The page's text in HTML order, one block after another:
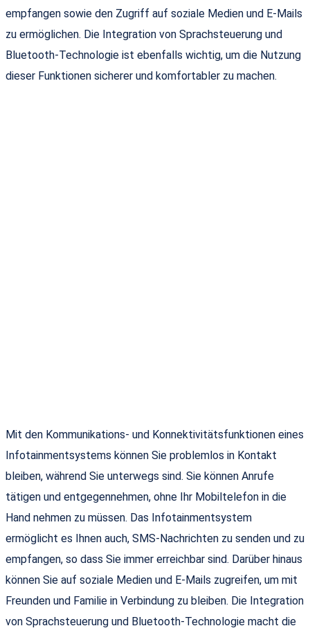
empfangen sowie den Zugriff auf soziale Medien und E-Mails
zu ermöglichen. Die Integration von Sprachsteuerung und
Bluetooth-Technologie ist ebenfalls wichtig, um die Nutzung
dieser Funktionen sicherer und komfortabler zu machen.
Mit den Kommunikations- und Konnektivitätsfunktionen eines
Infotainmentsystems können Sie problemlos in Kontakt
bleiben, während Sie unterwegs sind. Sie können Anrufe
tätigen und entgegennehmen, ohne Ihr Mobiltelefon in die
Hand nehmen zu müssen. Das Infotainmentsystem
ermöglicht es Ihnen auch, SMS-Nachrichten zu senden und zu
empfangen, so dass Sie immer erreichbar sind. Darüber hinaus
können Sie auf soziale Medien und E-Mails zugreifen, um mit
Freunden und Familie in Verbindung zu bleiben. Die Integration
von Sprachsteuerung und Bluetooth-Technologie macht die